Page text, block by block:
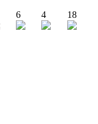
6 4 18